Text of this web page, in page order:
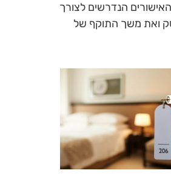
הנדרשים לצורך
ואת משך התוקף של